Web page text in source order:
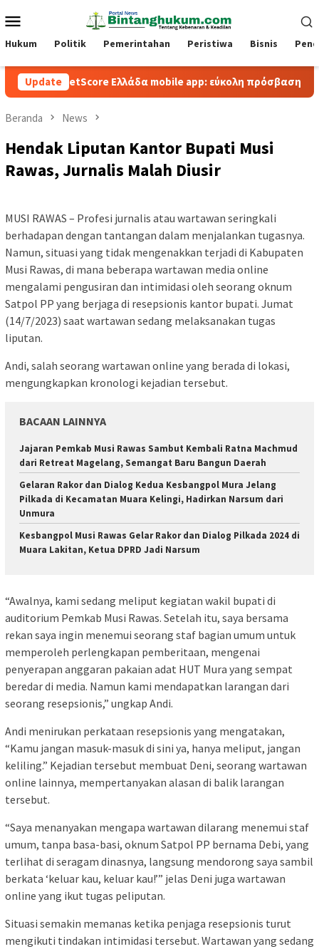
ke
kontenMobile
Hukum Politik Pemerintahan Peristiwa Bisnis
Update
BetScore Ελλάδα mobile app: εύκολη πρόσβαση και παιχνίδι
Beranda News
Hendak Liputan Kantor Bupati Musi
Rawas, Jurnalis Malah Diusir
MUSI RAWAS – Profesi jurnalis atau wartawan seringkali
berhadapan dengan tantangan dalam menjalankan tugasnya.
Namun, situasi yang tidak mengenakkan terjadi di Kabupaten
Musi Rawas, di mana beberapa wartawan media online
mengalami pengusiran dan intimidasi oleh seorang oknum
Satpol PP yang berjaga di resepsionis kantor bupati. Jumat
(14/7/2023) saat wartawan sedang melaksanakan tugas
liputan.
Andi, salah seorang wartawan online yang berada di lokasi,
mengungkapkan kronologi kejadian tersebut.
BACAAN LAINNYA
Jajaran Pemkab Musi Rawas Sambut Kembali Ratna Machmud
dari Retreat Magelang, Semangat Baru Bangun Daerah
Gelaran Rakor dan Dialog Kedua Kesbangpol Mura Jelang
Pilkada di Kecamatan Muara Kelingi, Hadirkan Narsum dari
Unmura
Kesbangpol Musi Rawas Gelar Rakor dan Dialog Pilkada 2024 di
Muara Lakitan, Ketua DPRD Jadi Narsum
“Awalnya, kami sedang meliput kegiatan wakil bupati di
auditorium Pemkab Musi Rawas. Setelah itu, saya bersama
rekan saya ingin menemui seorang staf bagian umum untuk
memperoleh perlengkapan pemberitaan, mengenai
penyerapan anggaran pakaian adat HUT Mura yang sempat
beredar di media. Namun kami mendapatkan larangan dari
seorang resepsionis,” ungkap Andi.
Andi menirukan perkataan resepsionis yang mengatakan,
“Kamu jangan masuk-masuk di sini ya, hanya meliput, jangan
keliling.” Kejadian tersebut membuat Deni, seorang wartawan
online lainnya, mempertanyakan alasan di balik larangan
tersebut.
“Saya menanyakan mengapa wartawan dilarang menemui staf
umum, tanpa basa-basi, oknum Satpol PP bernama Debi, yang
terlihat di seragam dinasnya, langsung mendorong saya sambil
berkata ‘keluar kau, keluar kau!’” jelas Deni juga wartawan
online yang ikut tugas peliputan.
Situasi semakin memanas ketika penjaga resepsionis turut
mengikuti tindakan intimidasi tersebut. Wartawan yang sedang